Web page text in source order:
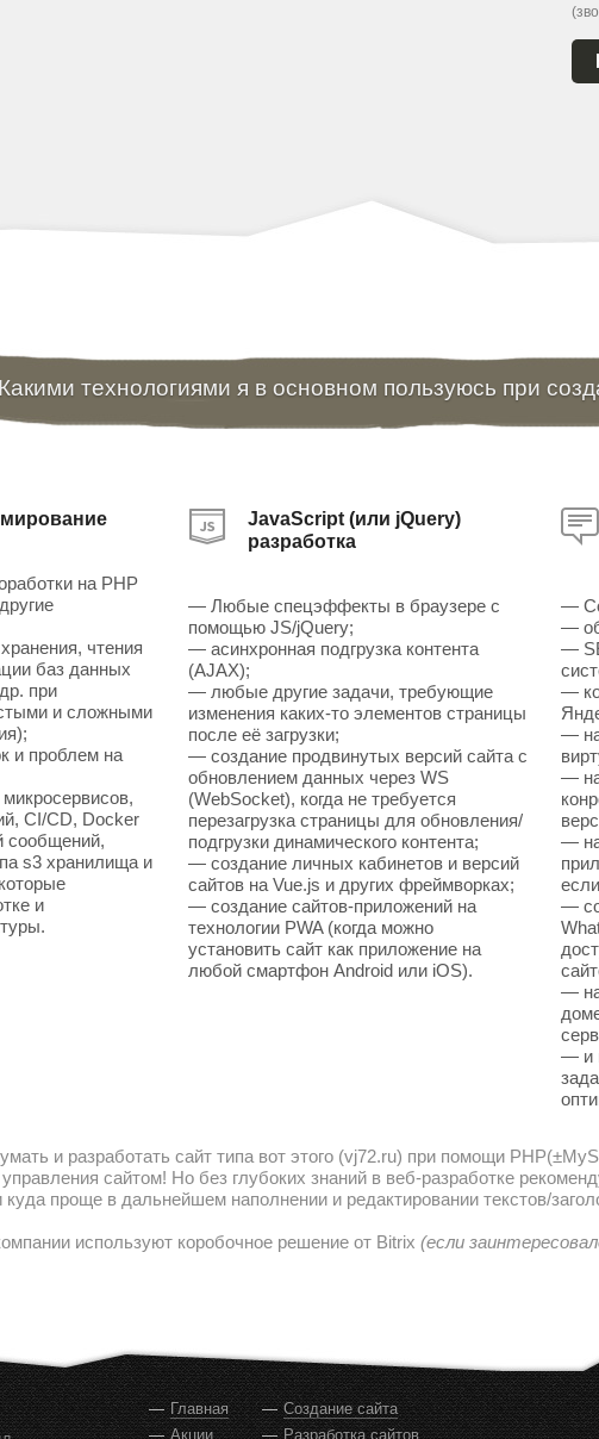
Какими технологиями я в основном пользуюсь при
на PHP
чтения
баз данных
при
и сложными
и проблем на
CI/CD, Docker
сообщений,
s3 хранилища и
и
JavaScript (или jQuery)
разработка
— Любые спецэффекты в браузере с
помощью JS/jQuery;
— асинхронная подгрузка контента
(AJAX);
— любые другие задачи, требующие
изменения каких-то элементов страницы
после её загрузки;
— создание продвинутых версий сайта с
обновлением данных через WS
(WebSocket), когда не требуется
перезагрузка страницы для обновления/
подгрузки динамического контента;
— создание личных кабинетов и версий
сайтов на Vue.js и других фреймворках;
— создание сайтов-приложений на
технологии PWA (когда можно
установить сайт как приложение на
любой смартфон Android или iOS).
—
—
—
—
—
—
—
—
—
— и
и разработать сайт типа вот этого (vj72.ru) при помощи
сайтом! Но без глубоких знаний в веб-разработке
куда проще в дальнейшем наполнении и редактировании текстов/
используют коробочное решение от Bitrix (если
Главная
Акции
Создание сайта
Разработка сайтов